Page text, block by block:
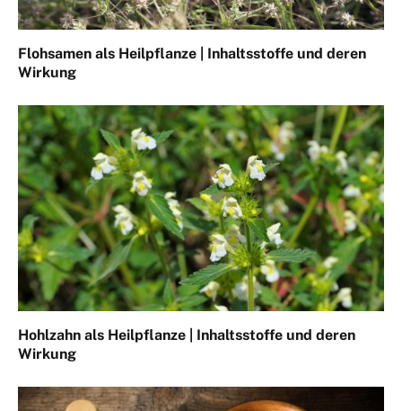
Flohsamen als Heilpflanze | Inhaltsstoffe und deren
Wirkung
Hohlzahn als Heilpflanze | Inhaltsstoffe und deren
Wirkung